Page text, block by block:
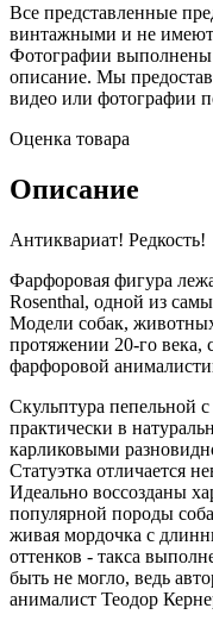
Все представленные
винтажными и не имеют
Фотографии выполнены
описание. Мы
видео или фотографии
Оценка товара
Описание
Антиквариат! Редкость!
Фарфоровая фигура
Rosenthal, одной из
Модели собак,
протяжении 20-го века,
фарфоровой
Скульптура пепельной
практически в
карликовыми
Статуэтка отличается
Идеально воссозданы
популярной породы
живая мордочка с
оттенков - такса
быть не могло, ведь
анималист Теодор